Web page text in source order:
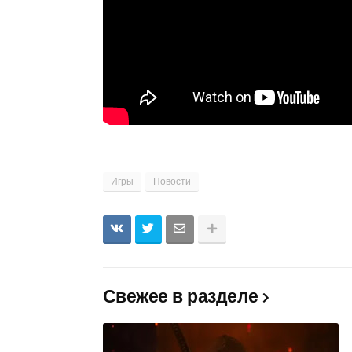
Игры Новости
Свежее в разделе